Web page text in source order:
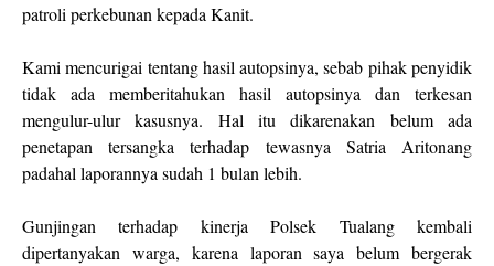
patroli perkebunan kepada Kanit.
Kami mencurigai tentang hasil autopsinya, sebab pihak penyidik
tidak ada memberitahukan hasil autopsinya dan terkesan
mengulur-ulur kasusnya. Hal itu dikarenakan belum ada
penetapan tersangka terhadap tewasnya Satria Aritonang
padahal laporannya sudah 1 bulan lebih.
Gunjingan terhadap kinerja Polsek Tualang kembali
dipertanyakan warga, karena laporan saya belum bergerak